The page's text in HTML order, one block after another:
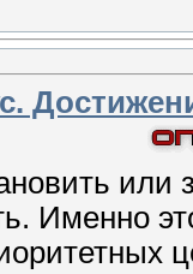
или
Именно